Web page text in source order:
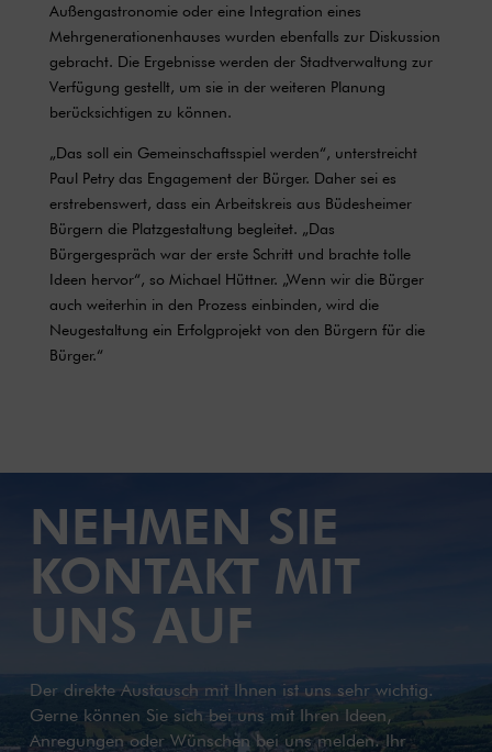
Außengastronomie oder eine Integration eines
Mehrgenerationenhauses wurden ebenfalls zur Diskussion
gebracht. Die Ergebnisse werden der Stadtverwaltung zur
Verfügung gestellt, um sie in der weiteren Planung
berücksichtigen zu können.
„Das soll ein Gemeinschaftsspiel werden“, unterstreicht
Paul Petry das Engagement der Bürger. Daher sei es
erstrebenswert, dass ein Arbeitskreis aus Büdesheimer
Bürgern die Platzgestaltung begleitet. „Das
Bürgergespräch war der erste Schritt und brachte tolle
Ideen hervor“, so Michael Hüttner. „Wenn wir die Bürger
auch weiterhin in den Prozess einbinden, wird die
Neugestaltung ein Erfolgprojekt von den Bürgern für die
Bürger.“
NEHMEN SIE
KONTAKT MIT
UNS AUF
Der direkte Austausch mit Ihnen ist uns sehr wichtig.
Gerne können Sie sich bei uns mit Ihren Ideen,
Anregungen oder Wünschen bei uns melden. Ihr